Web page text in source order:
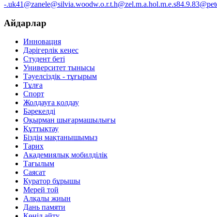
-
Айдарлар
Инновация
Дәрігерлік кеңес
Студент беті
Университет тынысы
Тәуелсіздік - тұғырым
Тұлға
Спорт
Жолдауға қолдау
Бәрекелді
Оқырман шығармашылығы
Құттықтау
Біздің мақтанышымыз
Тарих
Академиялық мобилділік
Тағылым
Саясат
Куратор бұрышы
Мерей той
Алқалы жиын
Дань памяти